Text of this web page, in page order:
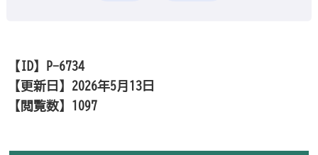
【ID】
P-6734
【更新日】 2026年5月13日
【閲覧数】 1097